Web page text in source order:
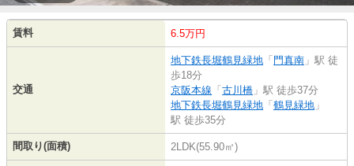
賃料 6.5万円
交通
地下鉄長堀鶴見緑地 「 門真南 」駅 徒
歩18分
京阪本線 「 古川橋 」駅 徒歩37分
地下鉄長堀鶴見緑地 「 鶴見緑地 」
駅 徒歩35分
間取り(面積) 2LDK(55.90㎡)